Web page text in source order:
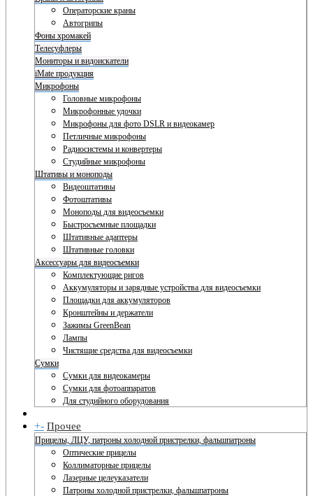
Операторские краны
Автогрипы
Фоны хромакей
Телесуфлеры
Мониторы и видоискатели
iMate продукция
Микрофоны
Головные микрофоны
Микрофонные удочки
Микрофоны для фото DSLR и видеокамер
Петличные микрофоны
Радиосистемы и конвертеры
Студийные микрофоны
Штативы и моноподы
Видеоштативы
Фотоштативы
Моноподы для видеосъемки
Быстросъемные площадки
Штативные адаптеры
Штативные головки
Аксессуары для видеосъемки
Комплектующие ригов
Аккумуляторы и зарядные устройства для видеосъемки
Площадки для аккумуляторов
Кронштейны и держатели
Зажимы GreenBean
Лампы
Чистящие средства для видеосъемки
Сумки
Сумки для видеокамеры
Сумки для фотоаппаратов
Для студийного оборудования
+- Прочее
Прицелы, ЛЦУ, патроны холодной пристрелки, фальшпатроны
Оптические прицелы
Коллиматорные прицелы
Лазерные целеуказатели
Патроны холодной пристрелки, фальшпатроны